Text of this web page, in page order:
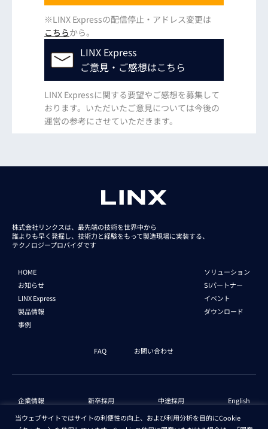
※LINX Expressの配信停止・アドレス変更は
こちらから。
LINX Express
ご意見・ご感想はこちら
LINX Expressに関する要望やご感想を募集して
おります。いただいたご意見については今後の
運営の参考にさせていただきます。
株式会社リンクスは、最先端の技術を世界中から
誰よりも早く発掘し、技術力と経験をもって製造現場に実装する、
テクノロジープロバイダです
HOME
お知らせ
LINX Express
製品情報
事例
ソリューション
SIパートナー
イベント
ダウンロード
FAQ お問い合わせ
企業情報 新卒採用 中途採用
English
当ウェブサイトではサイトの利便性の向上、および利用分析を目的にCookie